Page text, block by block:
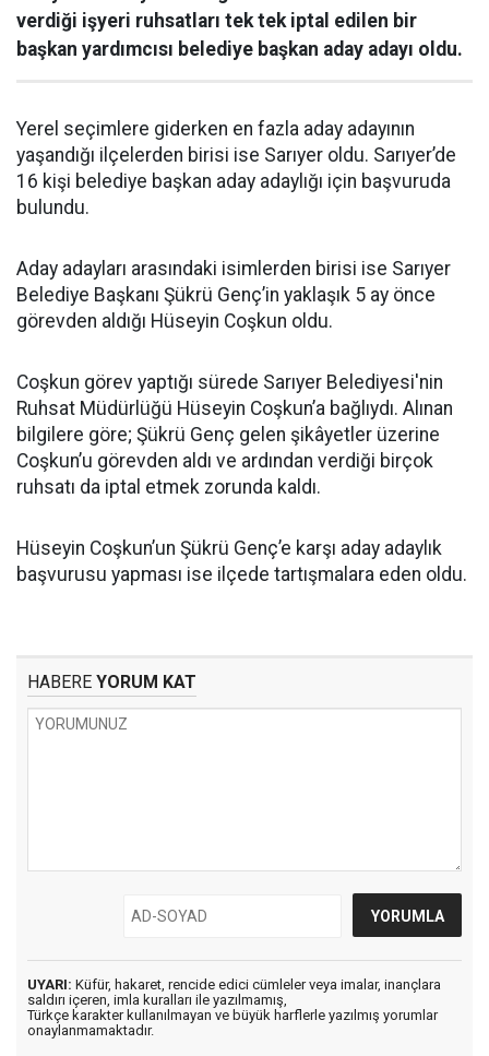
verdiği işyeri ruhsatları tek tek iptal edilen bir
başkan yardımcısı belediye başkan aday adayı oldu.
Yerel seçimlere giderken en fazla aday adayının
yaşandığı ilçelerden birisi ise Sarıyer oldu. Sarıyer’de
16 kişi belediye başkan aday adaylığı için başvuruda
bulundu.
Aday adayları arasındaki isimlerden birisi ise Sarıyer
Belediye Başkanı Şükrü Genç’in yaklaşık 5 ay önce
görevden aldığı Hüseyin Coşkun oldu.
Coşkun görev yaptığı sürede Sarıyer Belediyesi'nin
Ruhsat Müdürlüğü Hüseyin Coşkun’a bağlıydı. Alınan
bilgilere göre; Şükrü Genç gelen şikâyetler üzerine
Coşkun’u görevden aldı ve ardından verdiği birçok
ruhsatı da iptal etmek zorunda kaldı.
Hüseyin Coşkun’un Şükrü Genç’e karşı aday adaylık
başvurusu yapması ise ilçede tartışmalara eden oldu.
HABERE YORUM KAT
UYARI: Küfür, hakaret, rencide edici cümleler veya imalar, inançlara
saldırı içeren, imla kuralları ile yazılmamış,
Türkçe karakter kullanılmayan ve büyük harflerle yazılmış yorumlar
onaylanmamaktadır.